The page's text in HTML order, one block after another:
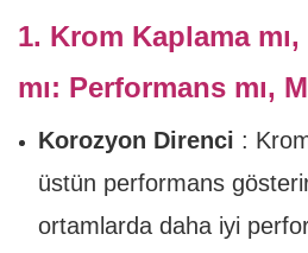
1. Krom Kaplama
mı: Performans mı,
Korozyon Direnci :
üstün performans
ortamlarda daha iyi